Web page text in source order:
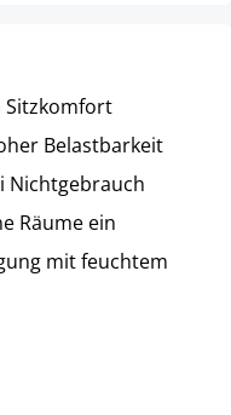
Sitzkomfort
Belastbarkeit
Nichtgebrauch
Räume ein
mit feuchtem